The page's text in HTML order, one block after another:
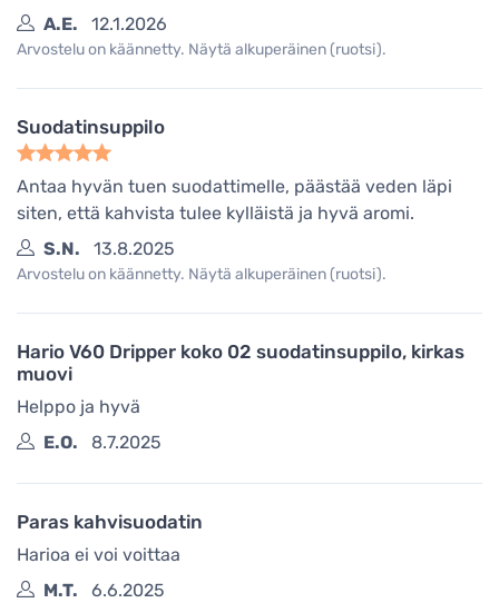
A.E.
12.1.2026
Arvostelu on käännetty. Näytä alkuperäinen (ruotsi).
Suodatinsuppilo
Antaa hyvän tuen suodattimelle, päästää veden läpi
siten, että kahvista tulee kylläistä ja hyvä aromi.
S.N.
13.8.2025
Arvostelu on käännetty. Näytä alkuperäinen (ruotsi).
Hario V60 Dripper koko 02 suodatinsuppilo, kirkas
muovi
Helppo ja hyvä
E.O.
8.7.2025
Paras kahvisuodatin
Harioa ei voi voittaa
M.T.
6.6.2025